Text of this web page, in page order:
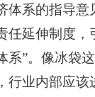
体系的指导意
任延伸制度，
系”。像冰袋
行业内部应该